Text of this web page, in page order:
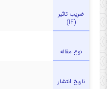
ضریب تاثیر
(IF)
نوع مقاله
تاریخ انتشار